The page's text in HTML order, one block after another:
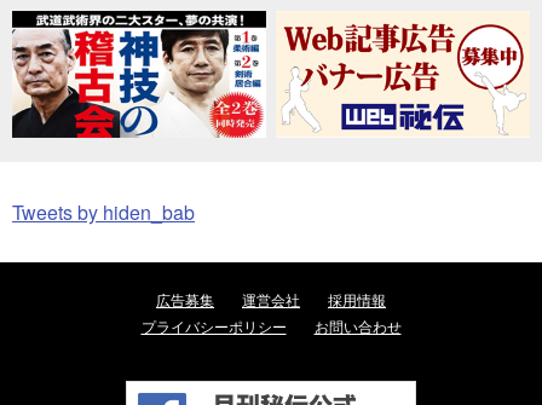
Tweets by hiden_bab
広告募集 運営会社
採用情報
プライバシーポリシー
お問い合わせ